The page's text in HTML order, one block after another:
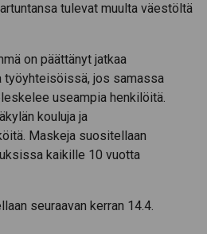
tulevat muulta väestöltä
on päättänyt jatkaa
jos samassa
useampia henkilöitä.
kouluja ja
Maskeja suositellaan
kaikille 10 vuotta
seuraavan kerran 14.4.